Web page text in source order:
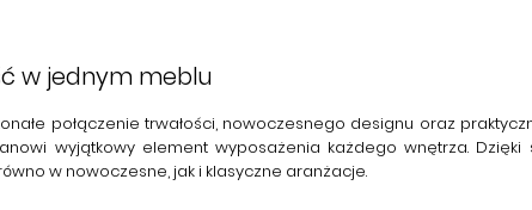
w jednym meblu
połączenie trwałości, nowoczesnego designu oraz
wyjątkowy element wyposażenia każdego wnętrza. Dzięki
w nowoczesne, jak i klasyczne aranżacje.